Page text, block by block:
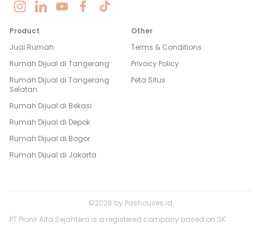
Product
Jual Rumah
Rumah Dijual di Tangerang
Rumah Dijual di Tangerang
Selatan
Rumah Dijual di Bekasi
Rumah Dijual di Depok
Rumah Dijual di Bogor
Rumah Dijual di Jakarta
Other
Terms & Conditions
Privacy Policy
Peta Situs
©2026 by Pashouses.id.
PT Pionir Alfa Sejahtera is a registered company based on SK